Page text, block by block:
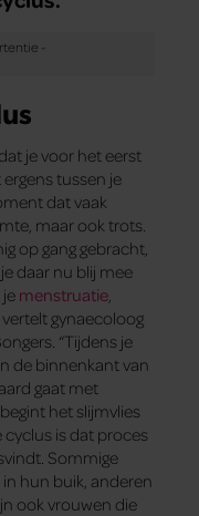
je voor het eerst
tussen je
dat vaak
maar ook trots.
op gang gebracht,
daar nu blij mee
menstruatie
gynaecoloog
“Tijdens je
de binnenkant van
gaat met
het slijmvlies
cyclus is dat proces
Sommige
hun buik, anderen
ook vrouwen die